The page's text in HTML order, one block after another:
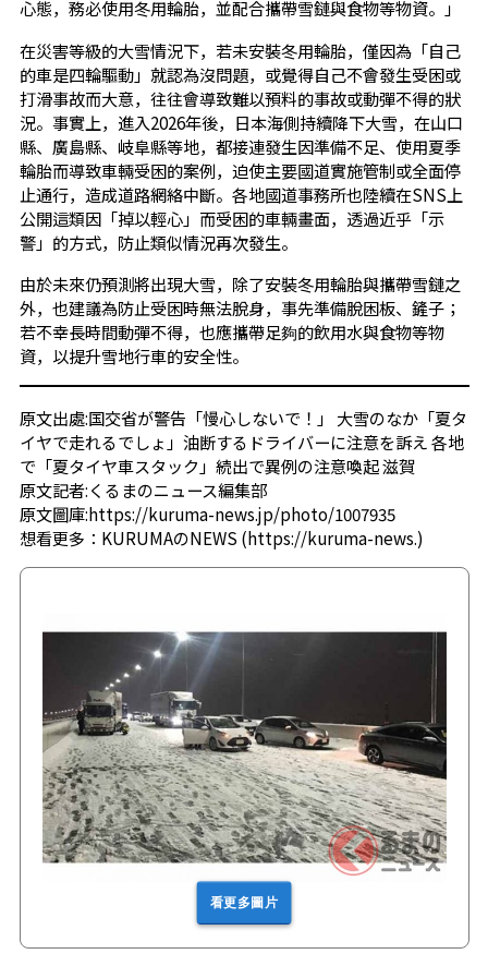
心態，務必使用冬用輪胎，並配合攜帶雪鏈與食物等物資。」
在災害等級的大雪情況下，若未安裝冬用輪胎，僅因為「自己
的車是四輪驅動」就認為沒問題，或覺得自己不會發生受困或
打滑事故而大意，往往會導致難以預料的事故或動彈不得的狀
況。事實上，進入2026年後，日本海側持續降下大雪，在山口
縣、廣島縣、岐阜縣等地，都接連發生因準備不足、使用夏季
輪胎而導致車輛受困的案例，迫使主要國道實施管制或全面停
止通行，造成道路網絡中斷。各地國道事務所也陸續在SNS上
公開這類因「掉以輕心」而受困的車輛畫面，透過近乎「示
警」的方式，防止類似情況再次發生。
由於未來仍預測將出現大雪，除了安裝冬用輪胎與攜帶雪鏈之
外，也建議為防止受困時無法脫身，事先準備脫困板、鏟子；
若不幸長時間動彈不得，也應攜帶足夠的飲用水與食物等物
資，以提升雪地行車的安全性。
原文出處:国交省が警告「慢心しないで！」 大雪のなか「夏タ
イヤで走れるでしょ」油断するドライバーに注意を訴え 各地
で「夏タイヤ車スタック」続出で異例の注意喚起 滋賀
原文記者:くるまのニュース編集部
原文圖庫:https://kuruma-news.jp/photo/1007935
想看更多： KURUMAのNEWS (https://kuruma-news.)
看更多圖片